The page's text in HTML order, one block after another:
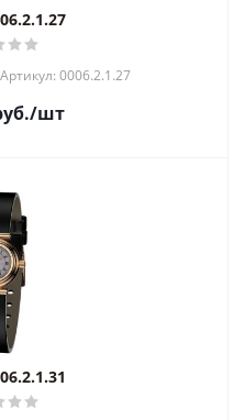
Артикул: 0006.2.1.27
/шт